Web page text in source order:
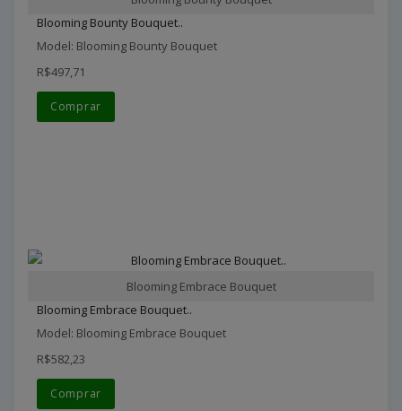
Blooming Bounty Bouquet..
Model: Blooming Bounty Bouquet
R$497,71
Comprar
Blooming Embrace Bouquet
Blooming Embrace Bouquet..
Model: Blooming Embrace Bouquet
R$582,23
Comprar